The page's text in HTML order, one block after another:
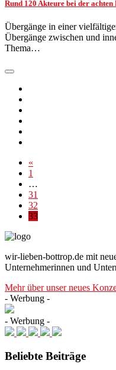
Rund 120 Akteure bei der
Übergänge in einer
Übergänge zwischen und
Thema…
«
1
…
31
32
33
wir-lieben-bottrop.de mit
Unternehmerinnen und
Mehr über unser neues
- Werbung -
- Werbung -
Beliebte Beiträge